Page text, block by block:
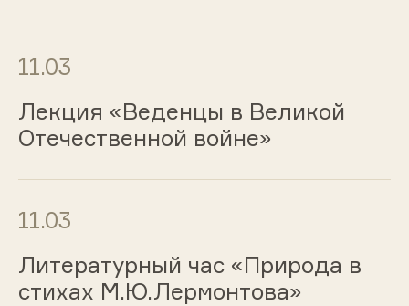
11.03
Лекция «Веденцы в Великой
Отечественной войне»
11.03
Литературный час «Природа в
стихах М.Ю.Лермонтова»